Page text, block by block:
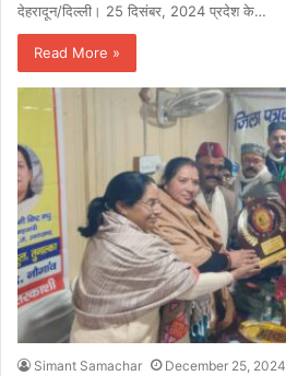
देहरादून/दिल्ली। 25 दिसंबर, 2024 प्रदेश के…
Read More »
Simant Samachar December 25, 2024